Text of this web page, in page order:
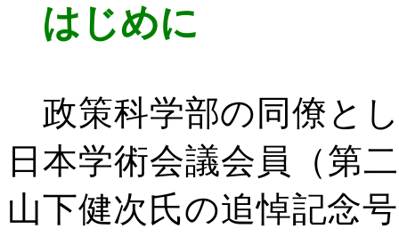
はじめに
政策科学部の同僚と
日本学術会議会員（第
山下健次氏の追悼記念